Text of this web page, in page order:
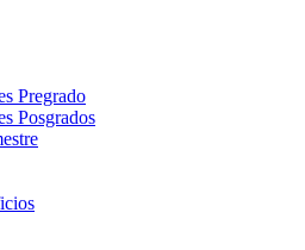
Pregrado
Posgrados